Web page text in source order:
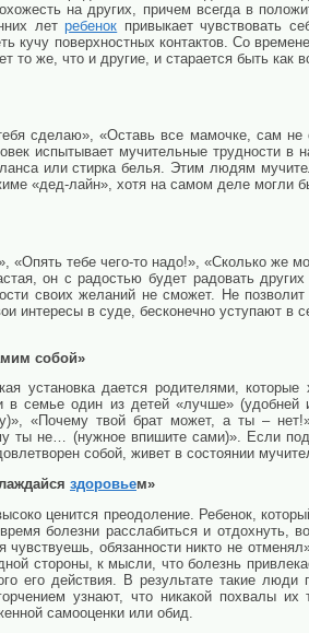
на других, причем всегда в
летребенок привыкает чувствовать
кучу поверхностных контактов. Со
то же, что и другие, и старается быть как
сделаю», «Оставь все мамочке, сам не
испытывает мучительные трудности
или стирка белья. Этим людям
«дед-лайн», хотя на самом деле могли
«Опять тебе чего-то надо!», «Сколько же
он с радостью будет радовать
своих желаний не сможет. Не
интересы в суде, бесконечно уступают в
собой»
установка дается родителями,
в семье один из детей «лучше»
«Почему твой брат может, а ты –
ты не… (нужное впишите сами)». Если
собой, живет в состоянии
здоровьем»
ценится преодоление. Ребенок,
болезни расслабиться и
чувствуешь, обязанности никто не
стороны, к мысли, что болезнь
его действия. В результате такие
узнают, что никакой похвалы
самооценки или обид.